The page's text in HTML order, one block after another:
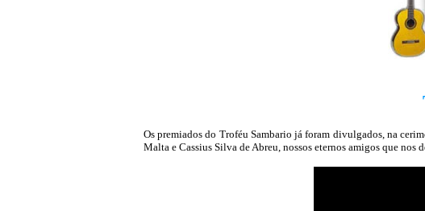
Os premiados do Troféu Sambario já foram divulgados, na
Malta e Cassius Silva de Abreu, nossos eternos amigos que nos